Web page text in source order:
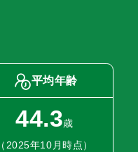
平均年齢
44.3歳
（2025年10月時点）